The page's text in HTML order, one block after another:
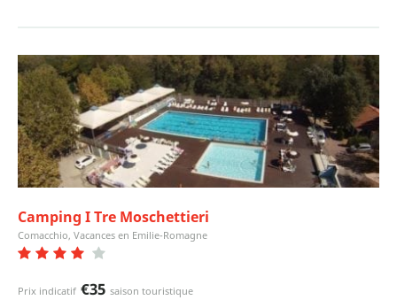
Camping I Tre Moschettieri
Comacchio, Vacances en Emilie-Romagne
Prix indicatif €35 saison touristique